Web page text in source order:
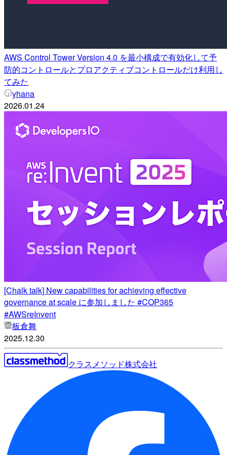
AWS Control Tower Version 4.0 を最小構成で有効化して予
防的コントロールとプロアクティブコントロールだけ利用し
てみた
yhana
2026.01.24
[Chalk talk] New capabilities for achieving effective
governance at scale に参加しました #COP365
#AWSreInvent
板倉舞
2025.12.30
クラスメソッド株式会社